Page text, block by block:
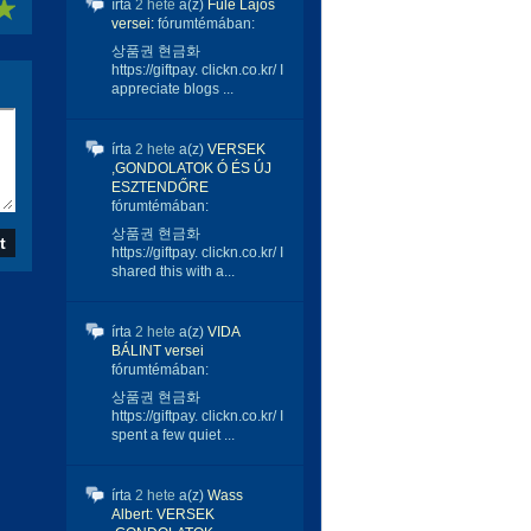
írta 2 hete a(z) Füle Lajos
versei: fórumtémában:
상품권 현금화
https://giftpay. clickn.co.kr/ I
appreciate blogs ...
írta 2 hete a(z) VERSEK
,GONDOLATOK Ó ÉS ÚJ
ESZTENDŐRE
fórumtémában:
상품권 현금화
https://giftpay. clickn.co.kr/ I
shared this with a...
írta 2 hete a(z) VIDA
BÁLINT versei
fórumtémában:
상품권 현금화
https://giftpay. clickn.co.kr/ I
spent a few quiet ...
írta 2 hete a(z) Wass
Albert: VERSEK